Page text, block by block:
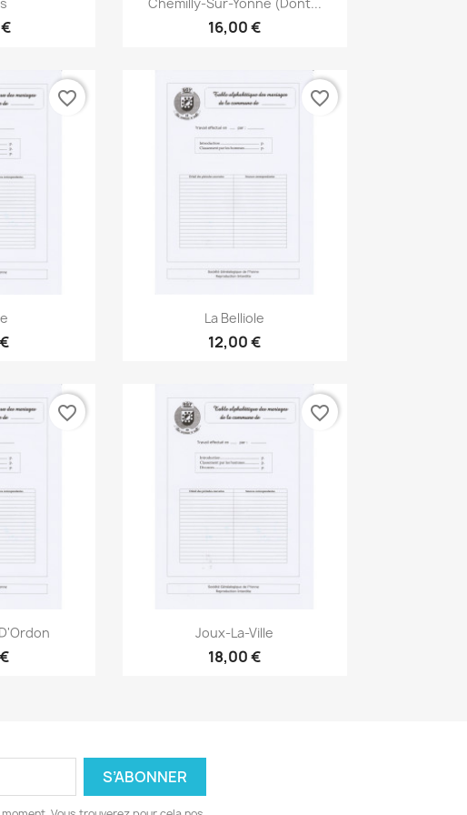
Chemilly-Sur-Yonne (dont...
16,00 €
favorite_border
Aperçu rapide
La Belliole
12,00 €
favorite_border
favorite_border
Aperçu rapide
Joux-La-Ville
18,00 €
favorite_border